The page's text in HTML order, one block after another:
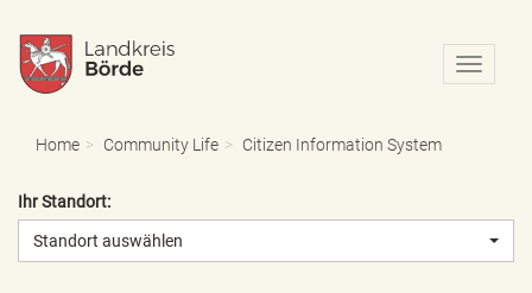
N
a
o
Home Community Life Citizen Information System
Ihr Standort:
Standort auswählen